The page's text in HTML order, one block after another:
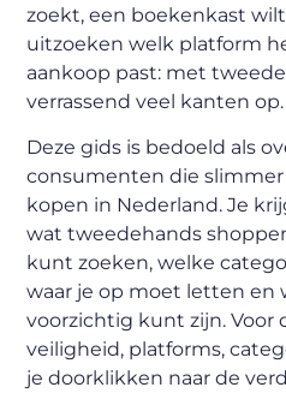
zoekt, een boekenkast
uitzoeken welk platform
aankoop past: met
verrassend veel kanten op.
Deze gids is bedoeld als
consumenten die
kopen in Nederland. Je
wat tweedehands
kunt zoeken, welke
waar je op moet letten en
voorzichtig kunt zijn. Voor
veiligheid, platforms,
je doorklikken naar de